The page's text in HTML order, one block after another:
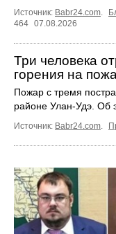
Источник: Babr24.com
464 07.08.2026
Три человека
горения на
Пожар с тремя
районе Улан-Удэ. Об
Источник: Babr24.com.